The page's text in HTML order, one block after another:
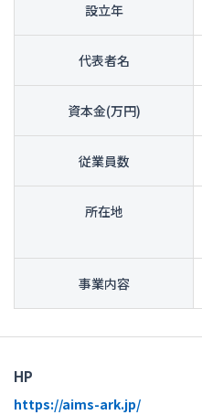
設立年
代表者名
資本金(万円)
従業員数
所在地
事業内容
HP
https://aims-ark.jp/